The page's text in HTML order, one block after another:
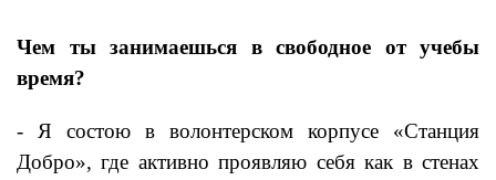
Чем ты занимаешься в свободное от учебы
время?
- Я состою в волонтерском корпусе «Станция
Добро», где активно проявляю себя как в стенах